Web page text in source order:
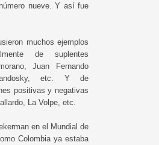
nueve. Y así fue
muchos ejemplos
de suplentes
Juan Fernando
etc. Y de
positivas y negativas
La Volpe, etc.
en el Mundial de
Colombia ya estaba